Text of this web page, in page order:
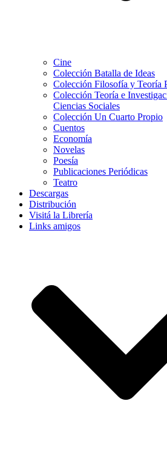
Cine
Colección Batalla de Ideas
Colección Filosofía y Teoría
Colección Teoría e
Ciencias Sociales
Colección Un Cuarto Propio
Cuentos
Economía
Novelas
Poesía
Publicaciones Periódicas
Teatro
Descargas
Distribución
Visitá la Librería
Links amigos